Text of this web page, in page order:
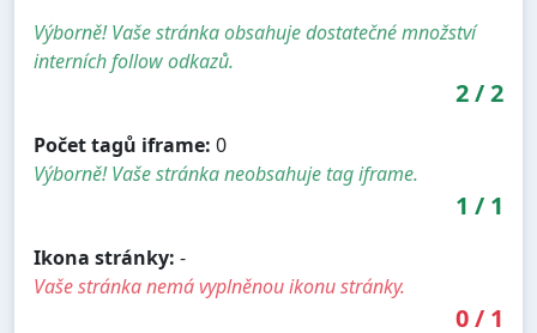
Výborně! Vaše stránka obsahuje dostatečné množství
interních follow odkazů.
2/2
Počet tagů iframe: 0
Výborně! Vaše stránka neobsahuje tag iframe.
1 / 1
Ikona stránky: -
Vaše stránka nemá vyplněnou ikonu stránky.
0/ 1